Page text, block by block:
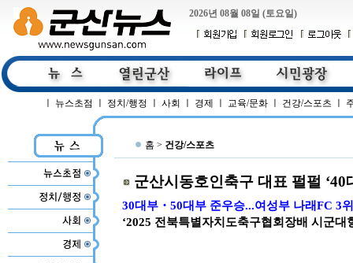
2026년 08월 08일 (토요일)
뉴스초점 정치/행정 사회 경제 교육/문화 건강/스포츠
홈 > 건강/스포츠
군산시동호인축구 대표 펄펄 ‘40
30대부・50대부 준우승...여성부 나래FC 3위
‘2025 전북특별자치도축구협회장배 시군대